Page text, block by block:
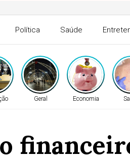
Política Saúde
Geral Economia